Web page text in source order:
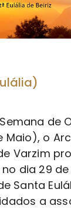
de
Maio), o
Varzim
dia 29
Santa
a